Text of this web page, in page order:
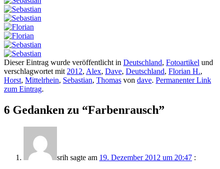
Dieser Eintrag wurde veröffentlicht in Deutschland, Fotoartikel und
verschlagwortet mit 2012, Alex, Dave, Deutschland, Florian H.,
Horst, Mittelrhein, Sebastian, Thomas von dave. Permanenter Link
zum Eintrag.
6 Gedanken zu “Farbenrausch”
srih sagte am 19. Dezember 2012 um 20:47 :